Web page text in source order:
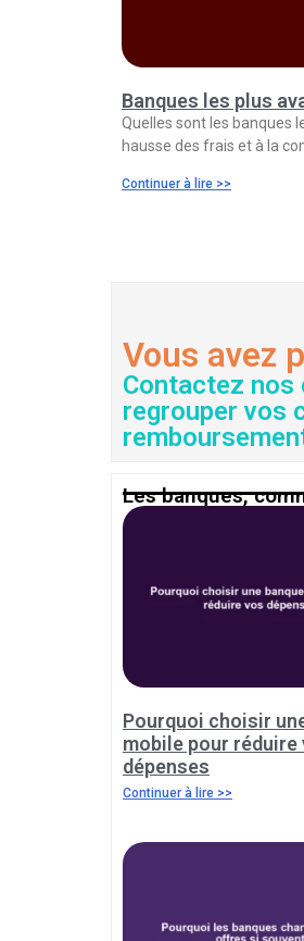
Banques les plus
Quelles sont les banques
hausse des frais et à la
Continuer à lire >>
Vous avez
Contactez
regrouper vos
Les banques,
Pourquoi choisir
mobile pour réduire
dépenses
Continuer à lire >>